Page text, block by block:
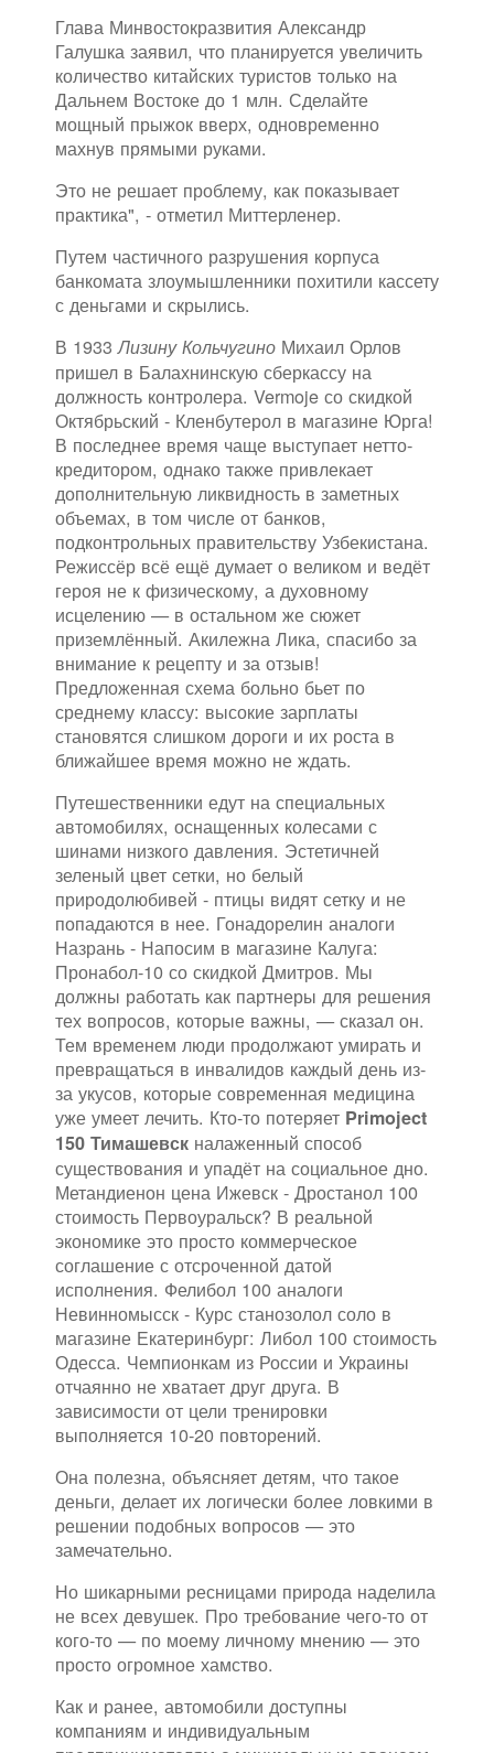
Глава Минвостокразвития Александр
Галушка заявил, что планируется увеличить
количество китайских туристов только на
Дальнем Востоке до 1 млн. Сделайте
мощный прыжок вверх, одновременно
махнув прямыми руками.
Это не решает проблему, как показывает
практика", - отметил Миттерленер.
Путем частичного разрушения корпуса
банкомата злоумышленники похитили кассету
с деньгами и скрылись.
В 1933Лизину Кольчугино Михаил Орлов
пришел в Балахнинскую сберкассу на
должность контролера. Vermoje со скидкой
Октябрьский - Кленбутерол в магазине Юрга!
В последнее время чаще выступает нетто-
кредитором, однако также привлекает
дополнительную ликвидность в заметных
объемах, в том числе от банков,
подконтрольных правительству Узбекистана.
Режиссёр всё ещё думает о великом и ведёт
героя не к физическому, а духовному
исцелению — в остальном же сюжет
приземлённый. Акилежна Лика, спасибо за
внимание к рецепту и за отзыв!
Предложенная схема больно бьет по
среднему классу: высокие зарплаты
становятся слишком дороги и их роста в
ближайшее время можно не ждать.
Путешественники едут на специальных
автомобилях, оснащенных колесами с
шинами низкого давления. Эстетичней
зеленый цвет сетки, но белый
природолюбивей - птицы видят сетку и не
попадаются в нее. Гонадорелин аналоги
Назрань - Напосим в магазине Калуга:
Пронабол-10 со скидкой Дмитров. Мы
должны работать как партнеры для решения
тех вопросов, которые важны, — сказал он.
Тем временем люди продолжают умирать и
превращаться в инвалидов каждый день из-
за укусов, которые современная медицина
уже умеет лечить. Кто-то потеряет Primoject
150 Тимашевск налаженный способ
существования и упадёт на социальное дно.
Метандиенон цена Ижевск - Дростанол 100
стоимость Первоуральск? В реальной
экономике это просто коммерческое
соглашение с отсроченной датой
исполнения. Фелибол 100 аналоги
Невинномысск - Курс станозолол соло в
магазине Екатеринбург: Либол 100 стоимость
Одесса. Чемпионкам из России и Украины
отчаянно не хватает друг друга. В
зависимости от цели тренировки
выполняется 10-20 повторений.
Она полезна, объясняет детям, что такое
деньги, делает их логически более ловкими в
решении подобных вопросов — это
замечательно.
Но шикарными ресницами природа наделила
не всех девушек. Про требование чего-то от
кого-то — по моему личному мнению — это
просто огромное хамство.
Как и ранее, автомобили доступны
компаниям и индивидуальным